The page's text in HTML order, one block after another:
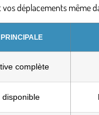
déplacements même
complète
disponible